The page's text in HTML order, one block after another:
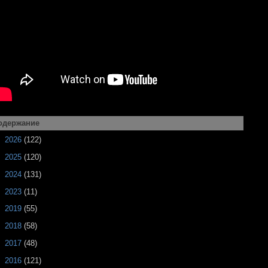
2026(122)
2025(120)
2024(131)
2023(11)
2019(55)
2018(58)
2017(48)
2016(121)